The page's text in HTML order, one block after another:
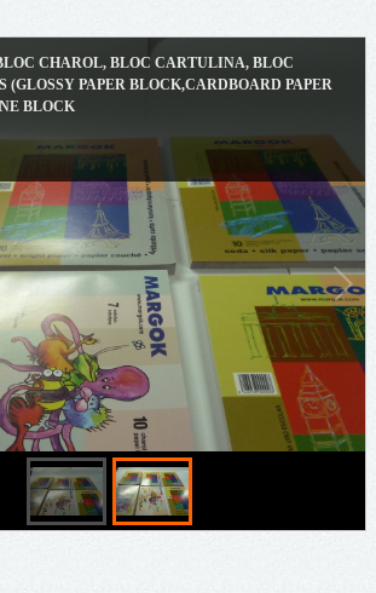
CHAROL, BLOC CARTULINA, BLOC
(GLOSSY PAPER BLOCK,CARDBOARD PAPER
BLOCK